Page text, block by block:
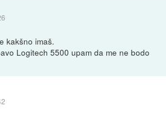
kakšno imaš.
Logitech 5500 upam da me ne bodo